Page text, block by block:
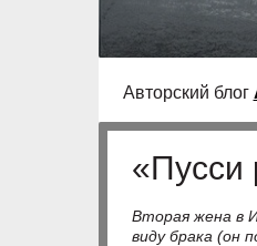
Авторский блог
«Пусси
Вторая жена в
виду брака (он